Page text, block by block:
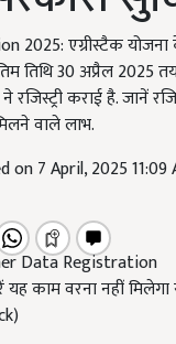
2025: एग्रीस्टैक
तिथि 30 अप्रैल
कराई है. जानें
वाले लाभ.
on 7 April, 2025 11:09
काम वरना नहीं मिलेगा